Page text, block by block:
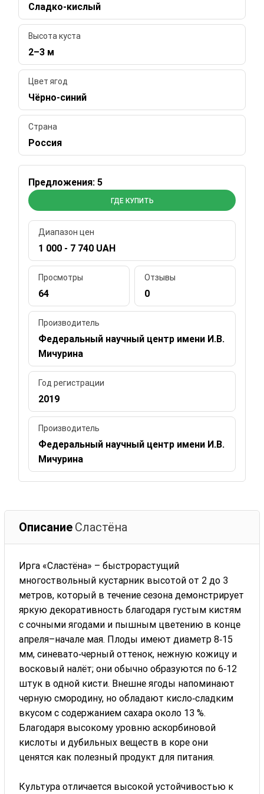
Сладко-кислый
Высота куста
2–3 м
Цвет ягод
Чёрно-синий
Страна
Россия
Предложения: 5
ГДЕ КУПИТЬ
Диапазон цен
1 000 - 7 740 UAH
Просмотры
64
Отзывы
0
Производитель
Федеральный научный центр имени И.В.
Мичурина
Год регистрации
2019
Производитель
Федеральный научный центр имени И.В.
Мичурина
Описание Сластёна
Ирга «Сластёна» – быстрорастущий
многоствольный кустарник высотой от 2 до 3
метров, который в течение сезона демонстрирует
яркую декоративность благодаря густым кистям
с сочными ягодами и пышным цветению в конце
апреля–начале мая. Плоды имеют диаметр 8‑15
мм, синевато‑черный оттенок, нежную кожицу и
восковый налёт; они обычно образуются по 6‑12
штук в одной кисти. Внешне ягоды напоминают
черную смородину, но обладают кисло‑сладким
вкусом с содержанием сахара около 13 %.
Благодаря высокому уровню аскорбиновой
кислоты и дубильных веществ в коре они
ценятся как полезный продукт для питания.
Культура отличается высокой устойчивостью к